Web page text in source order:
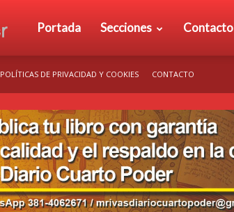
Diario
Poder
Portada Secciones Contacto
POLÍTICAS DE PRIVACIDAD Y COOKIES CONTACTO